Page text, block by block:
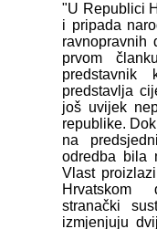
"U Republici
i pripada
ravnopravnih
prvom
predstavnik
predstavlja
još uvijek
republike.
na
odredba bila
Vlast
Hrvatskom
stranački
izmjenjuju